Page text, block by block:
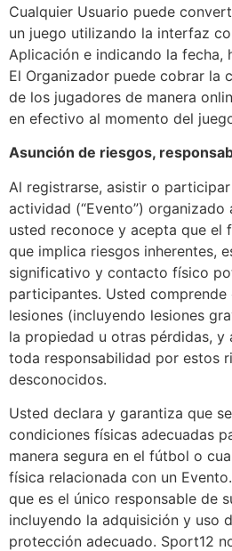
Cualquier Usuario puede
un juego utilizando la interfaz
Aplicación e indicando la fecha,
El Organizador puede cobrar la
de los jugadores de manera
en efectivo al momento del
Asunción de riesgos,
Al registrarse, asistir o
actividad (“Evento”) organizado
usted reconoce y acepta que el
que implica riesgos inherentes,
significativo y contacto físico
participantes. Usted
lesiones (incluyendo lesiones
la propiedad u otras pérdidas, y
toda responsabilidad por estos
desconocidos.
Usted declara y garantiza que
condiciones físicas adecuadas
manera segura en el fútbol o
física relacionada con un
que es el único responsable de
incluyendo la adquisición y uso
protección adecuado. Sport12